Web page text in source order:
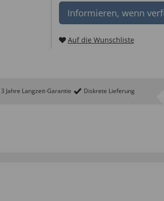
Informieren, wenn
Auf die Wunschliste
3 Jahre Langzeit-Garantie Diskrete Lieferung